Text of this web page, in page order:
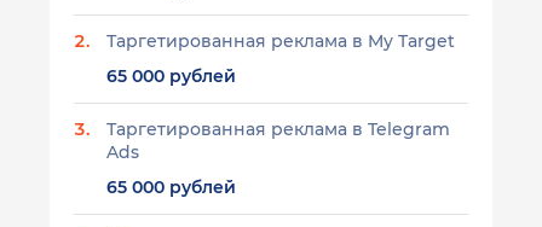
Таргетированная реклама в My Target
65 000 рублей
Таргетированная реклама в Telegram
Ads
65 000 рублей